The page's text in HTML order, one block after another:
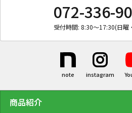
072-336-
受付時間: 8:30〜17:30(日曜
商品紹介